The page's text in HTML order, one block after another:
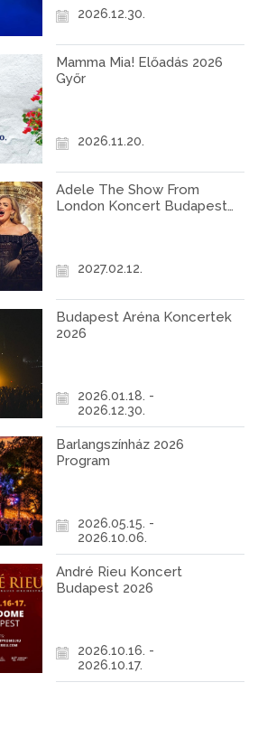
2026.12.30.
Mamma Mia! Előadás 2026
Győr
2026.11.20.
Adele The Show From
London Koncert Budapest
2027.02.12.
Budapest Aréna Koncertek
2026
2026.01.18. -
2026.12.30.
Barlangszínház 2026
Program
2026.05.15. -
2026.10.06.
André Rieu Koncert
Budapest 2026
2026.10.16. -
2026.10.17.